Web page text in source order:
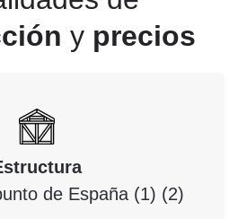
y precios
de España (1) (2)